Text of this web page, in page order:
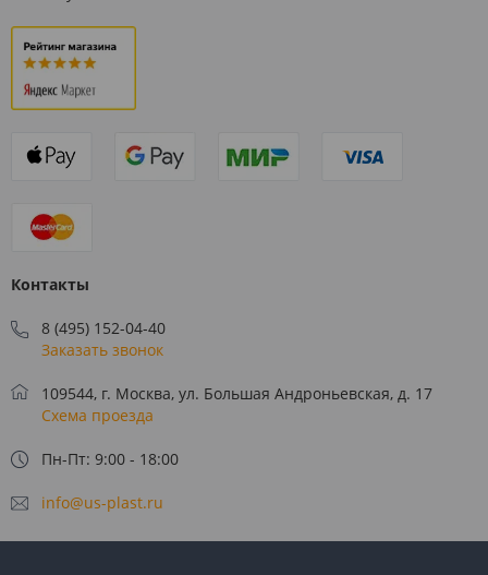
Контакты
8 (495) 152-04-40
Заказать звонок
109544, г. Москва, ул. Большая Андроньевская, д. 17
Схема проезда
Пн-Пт: 9:00 - 18:00
info@us-plast.ru